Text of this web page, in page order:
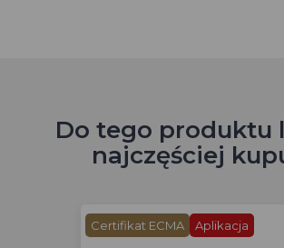
Do tego produktu
najczęściej
Certifikat ECMA Aplikacja